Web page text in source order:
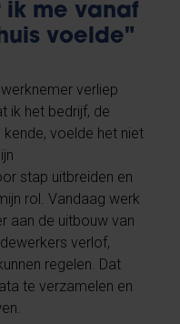
ik me vanaf
voelde"
verliep
ik het bedrijf, de
voelde het niet
stap uitbreiden en
rol. Vandaag werk
aan de uitbouw van
verlof,
regelen. Dat
te verzamelen en